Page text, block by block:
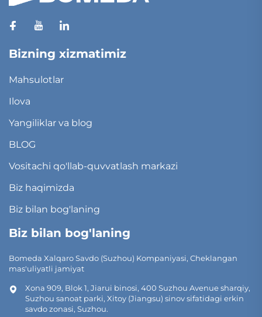
Bizning xizmatimiz
Mahsulotlar
Ilova
Yangiliklar va blog
BLOG
Vositachi qo'llab-quvvatlash markazi
Biz haqimizda
Biz bilan bog'laning
Biz bilan bog'laning
Bomeda Xalqaro Savdo (Suzhou) Kompaniyasi, Cheklangan
mas'uliyatli jamiyat
Xona 909, Blok 1, Jiarui binosi, 400 Suzhou Avenue sharqiy,
Suzhou sanoat parki, Xitoy (Jiangsu) sinov sifatidagi erkin
savdo zonasi, Suzhou.